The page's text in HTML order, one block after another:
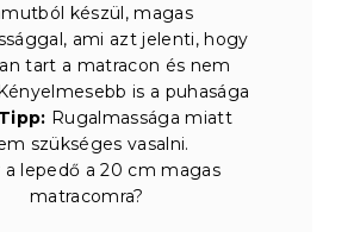
készül, magas
ami azt jelenti, hogy
tart a matracon és nem
is a puhasága
Tipp: Rugalmassága miatt
szükséges vasalni.
a lepedő a 20 cm magas
matracomra?